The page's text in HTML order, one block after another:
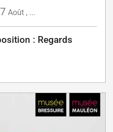
7 Août , ...
: Regards